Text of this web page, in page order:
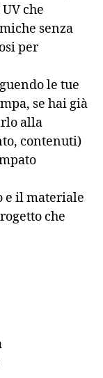
che
senza
per
le tue
se hai già
alla
contenuti)
e il materiale
che